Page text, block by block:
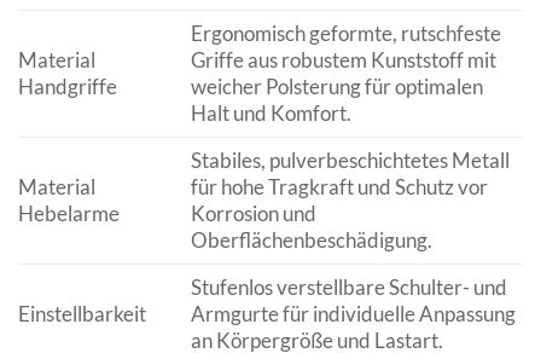
Material
Handgriffe
Ergonomisch geformte, rutschfeste
Griffe aus robustem Kunststoff mit
weicher Polsterung für optimalen
Halt und Komfort.
Material
Hebelarme
Stabiles, pulverbeschichtetes Metall
für hohe Tragkraft und Schutz vor
Korrosion und
Oberflächenbeschädigung.
Einstellbarkeit
Stufenlos verstellbare Schulter- und
Armgurte für individuelle Anpassung
an Körpergröße und Lastart.